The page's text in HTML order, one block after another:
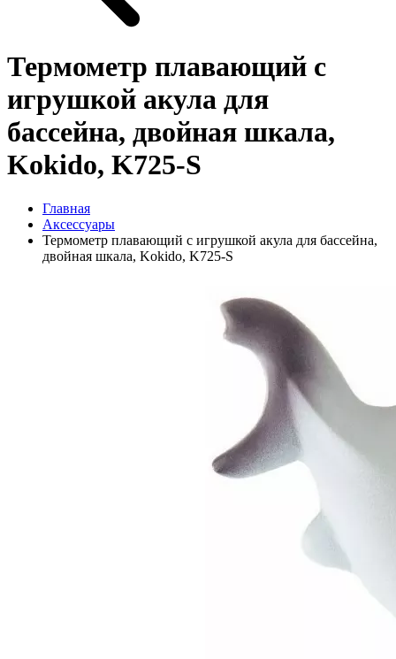
Термометр плавающий с
игрушкой акула для
бассейна, двойная шкала,
Kokido, K725-S
Главная
Аксессуары
Термометр плавающий с игрушкой акула для бассейна,
двойная шкала, Kokido, K725-S